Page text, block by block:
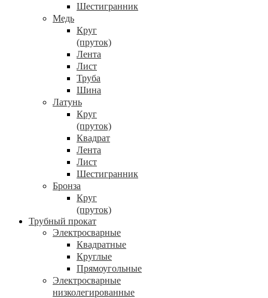
Шестигранник
Медь
Круг
(пруток)
Лента
Лист
Труба
Шина
Латунь
Круг
(пруток)
Квадрат
Лента
Лист
Шестигранник
Бронза
Круг
(пруток)
Трубный прокат
Электросварные
Квадратные
Круглые
Прямоугольные
Электросварные
низколегированные